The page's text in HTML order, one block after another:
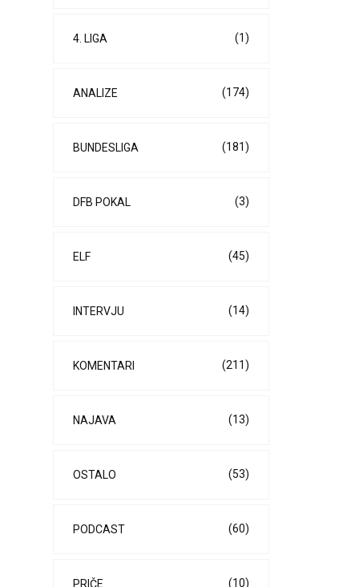
4. LIGA (1)
ANALIZE (174)
BUNDESLIGA (181)
DFB POKAL (3)
ELF (45)
INTERVJU (14)
KOMENTARI (211)
NAJAVA (13)
OSTALO (53)
PODCAST (60)
PRIČE (10)